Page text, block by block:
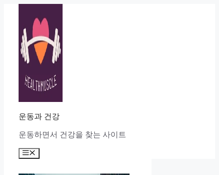
운동과 건강
운동하면서 건강을 찾는 사이트
Menu